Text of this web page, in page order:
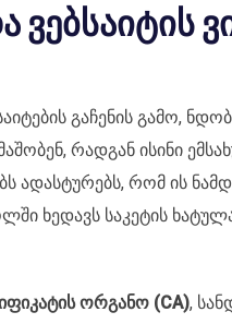
ვებსაიტის
გაჩენის გამო,
რადგან ისინი
ადასტურებს, რომ ის
ხედავს საკეტის
ორგანო (CA),